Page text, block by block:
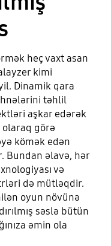
heç vaxt asan
kimi
Dinamik qara
təhlil
aşkar edərək
olaraq görə
kömək edən
Bundan əlavə, hər
və
də mütləqdir.
oyun növünə
səslə bütün
əmin ola